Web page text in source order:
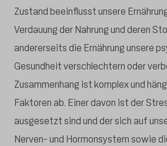
Zustand beeinflusst unsere
Verdauung der Nahrung und deren
andererseits die Ernährung unsere
Gesundheit verschlechtern oder
Zusammenhang ist komplex und
Faktoren ab. Einer davon ist der
ausgesetzt sind und der sich auf
Nerven- und Hormonsystem sowie